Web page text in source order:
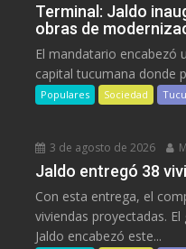
Terminal: Jaldo
obras de
El mandatario encabezó
capital tucumana donde
Populares Sociedad
3 de agosto de 2026
Jaldo entregó 38
Con esta entrega, el
viviendas proyectadas.
Jaldo encabezó este...